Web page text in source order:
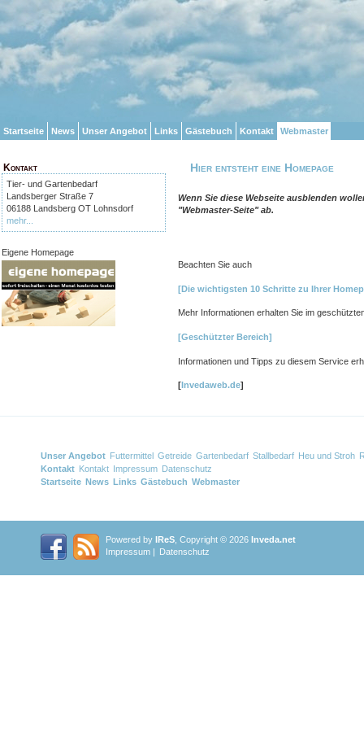
Startseite News Unser Angebot Links Gästebuch Kontakt Webmaster
Kontakt
Tier- und Gartenbedarf
Landsberger Straße 7
06188 Landsberg OT Lohnsdorf
mehr...
Eigene Homepage
Hier entsteht eine Homepage
Wenn Sie diese Webseite ausblenden
"Webmaster-Seite" ab.
Beachten Sie auch
[Die wichtigsten 10 Schritte zu Ihrer
Mehr Informationen erhalten Sie im
[Geschützter Bereich]
Informationen und Tipps zu diesem Service
[ Invedaweb.de]
Unser Angebot Futtermittel Getreide Gartenbedarf Stallbedarf Heu und Stroh
Kontakt Kontakt Impressum Datenschutz
Startseite News Links Gästebuch Webmaster
Powered by IReS , Copyright © 2026 Inveda.net
Impressum | Datenschutz